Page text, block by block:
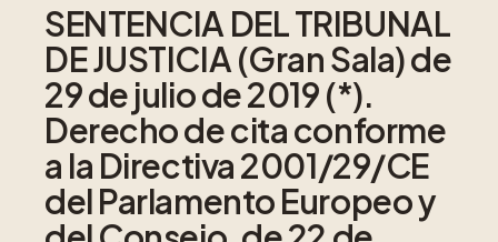
SENTENCIA DEL TRIBUNAL
DE JUSTICIA (Gran Sala) de
29 de julio de 2019 (*).
Derecho de cita conforme
a la Directiva 2001/29/CE
del Parlamento Europeo y